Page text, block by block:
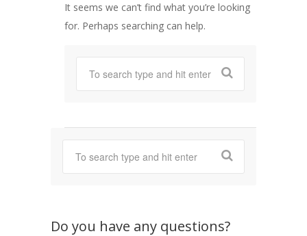
It seems we can’t find what you’re looking
for. Perhaps searching can help.
Do you have any questions?